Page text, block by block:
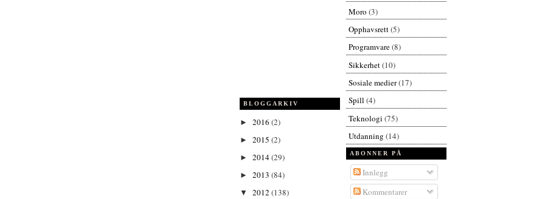
BLOGGARKIV
► 2016 (2)
► 2015 (2)
► 2014(29)
► 2013 (84)
▼ 2012 (138)
Moro (3)
Opphavsrett(5)
Programvare(8)
Sikkerhet(10)
Sosiale medier(17)
Spill (4)
Teknologi (75)
Utdanning (14)
ABONNER PÅ
Innlegg
Kommentarer